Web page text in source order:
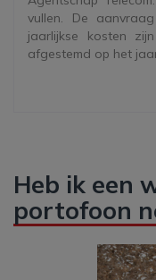
vullen. De
jaarlijkse kosten
afgestemd op het
Heb ik een
portofoon